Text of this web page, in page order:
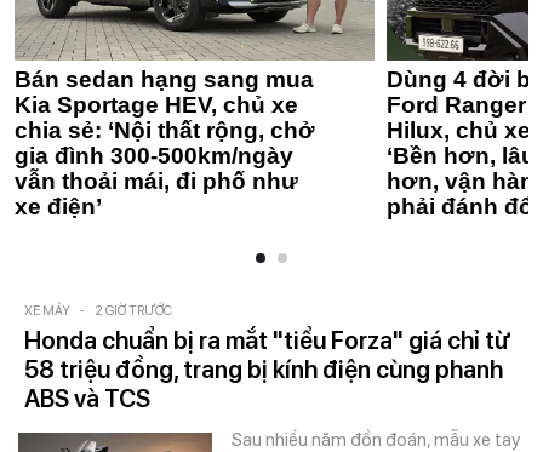
Bán sedan hạng sang mua
Kia Sportage HEV, chủ xe
chia sẻ: ‘Nội thất rộng, chở
gia đình 300-500km/ngày
vẫn thoải mái, đi phố như
xe điện’
Dùng 4 đời
Ford Ranger
Hilux, chủ xe
‘Bền hơn,
hơn, vận
phải đánh
XE MÁY - 2 GIỜ TRƯỚC
Honda chuẩn bị ra mắt "tiểu Forza" giá chỉ từ
58 triệu đồng, trang bị kính điện cùng phanh
ABS và TCS
Sau nhiều năm đồn đoán, mẫu xe tay